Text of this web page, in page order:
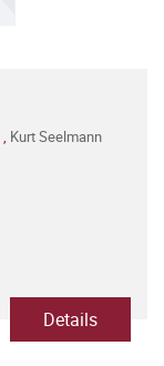
, Kurt Seelmann
Details